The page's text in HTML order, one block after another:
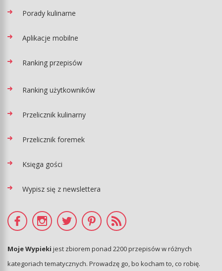
Porady kulinarne
Aplikacje mobilne
Ranking przepisów
Ranking użytkowników
Przelicznik kulinarny
Przelicznik foremek
Księga gości
Wypisz się z newslettera
Moje Wypieki jest zbiorem ponad 2200 przepisów w różnych
kategoriach tematycznych. Prowadzę go, bo kocham to, co robię.